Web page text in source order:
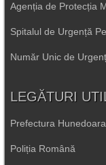
Agenția de Protecția
Spitalul de Urgență
Număr Unic de
LEGĂTURI
Prefectura Hunedoara
Poliția Română